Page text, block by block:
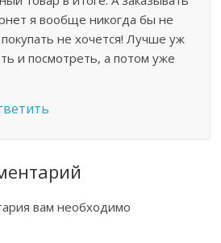
я вообще никогда бы не
не хочется! Лучше уж
и посмотреть, а потом уже
вам необходимо